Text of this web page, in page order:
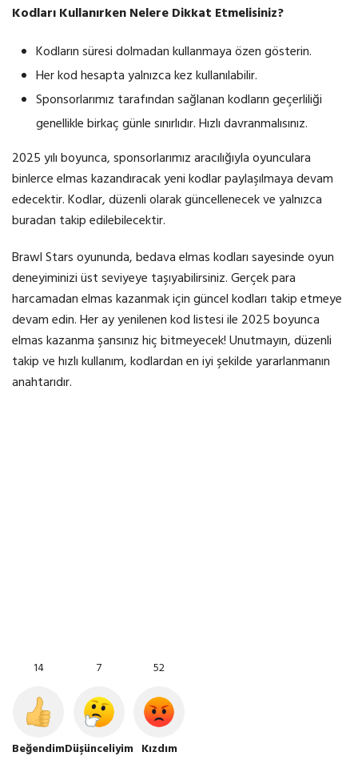
Kodları Kullanırken Nelere Dikkat Etmelisiniz?
Kodların süresi dolmadan kullanmaya özen gösterin.
Her kod hesapta yalnızca kez kullanılabilir.
Sponsorlarımız tarafından sağlanan kodların geçerliliği
genellikle birkaç günle sınırlıdır. Hızlı davranmalısınız.
2025 yılı boyunca, sponsorlarımız aracılığıyla oyunculara
binlerce elmas kazandıracak yeni kodlar paylaşılmaya devam
edecektir. Kodlar, düzenli olarak güncellenecek ve yalnızca
buradan takip edilebilecektir.
Brawl Stars oyununda, bedava elmas kodları sayesinde oyun
deneyiminizi üst seviyeye taşıyabilirsiniz. Gerçek para
harcamadan elmas kazanmak için güncel kodları takip etmeye
devam edin. Her ay yenilenen kod listesi ile 2025 boyunca
elmas kazanma şansınız hiç bitmeyecek! Unutmayın, düzenli
takip ve hızlı kullanım, kodlardan en iyi şekilde yararlanmanın
anahtarıdır.
14
Beğendim
7
Düşünceliyim
52
Kızdım